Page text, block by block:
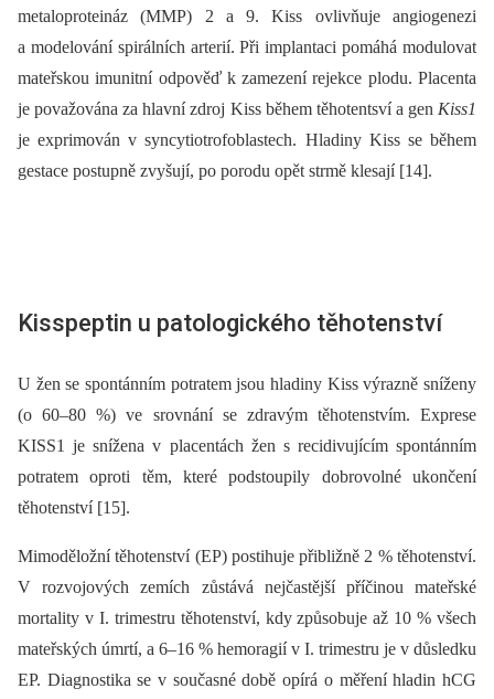
metaloproteináz (MMP) 2 a 9. Kiss ovlivňuje angiogenezi
a modelování spirálních arterií. Při implantaci pomáhá modulovat
mateřskou imunitní odpověď k zamezení rejekce plodu. Placenta
je považována za hlavní zdroj Kiss během těhotentsví a gen Kiss1
je exprimován v syncytiotrofoblastech. Hladiny Kiss se během
gestace postupně zvyšují, po porodu opět strmě klesají [14].
Kisspeptin u patologického těhotenství
U žen se spontánním potratem jsou hladiny Kiss výrazně sníženy
(o 60–80 %) ve srovnání se zdravým těhotenstvím. Exprese
KISS1 je snížena v placentách žen s recidivujícím spontánním
potratem oproti těm, které podstoupily dobrovolné ukončení
těhotenství [15].
Mimoděložní těhotenství (EP) postihuje přibližně 2 % těhotenství.
V rozvojových zemích zůstává nejčastější příčinou mateřské
mortality v I. trimestru těhotenství, kdy způsobuje až 10 % všech
mateřských úmrtí, a 6–16 % hemoragií v I. trimestru je v důsledku
EP. Diagnostika se v současné době opírá o měření hladin hCG